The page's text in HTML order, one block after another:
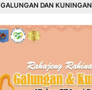
GALUNGAN DAN KUNINGAN